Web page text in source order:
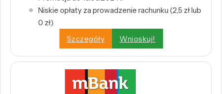
Niskie opłaty za prowadzenie rachunku (2,5 zł lub
0 zł)
Szczegóły
Wnioskuj!